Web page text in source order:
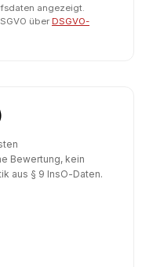
angezeigt.
über DSGVO-
Bewertung, kein
aus § 9 InsO-Daten.